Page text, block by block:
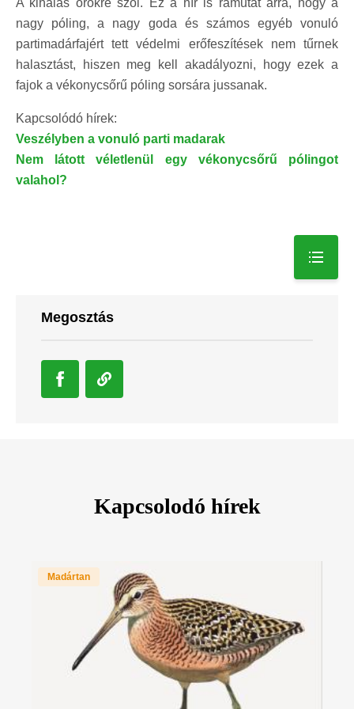
nagy póling, a nagy goda és számos egyéb vonuló
partimadárfajért tett védelmi erőfeszítések nem tűrnek
halasztást, hiszen meg kell akadályozni, hogy ezek a
fajok a vékonycsőrű póling sorsára jussanak.
Kapcsolódó hírek:
Veszélyben a vonuló parti madarak
Nem látott véletlenül egy vékonycsőrű pólingot
valahol?
Megosztás
Kapcsolodó hírek
Madártan